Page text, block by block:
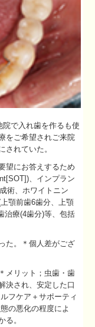
で入れ歯を作るも使
をご希望されご来院
されていた。
望にお答えするため
、インプラン
術、ホワイトニン
顎前歯6歯分、上顎
治療(4歯分)等、包括
た。＊個人差がござ
メリット；虫歯・歯
決され、安定した口
フケア＋サポーティ
の悪化の程度によ
る。